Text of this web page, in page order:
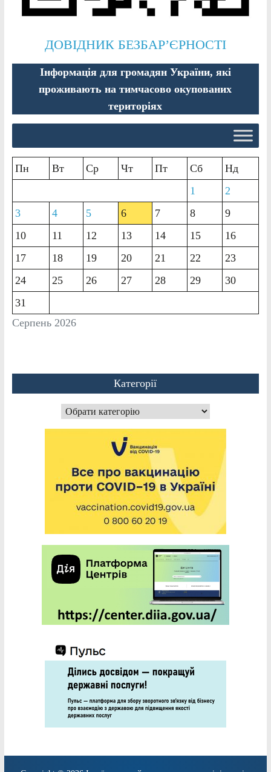
ДОВІДНИК БЕЗБАР’ЄРНОСТІ
Інформація для громадян України, які
проживають на тимчасово окупованих
територіях
Серпень 2026
Пн Вт Ср Чт Пт Сб
Нд
1
2
3
4 5 6 7 8
9
10
11 12 13 14 15
16
17
18 19 20 21 22
23
24
25 26 27 28 29
30
31
Категорії
Категорії